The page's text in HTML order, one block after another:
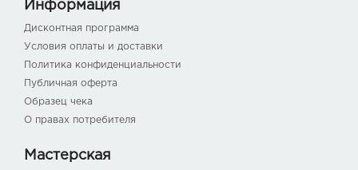
Информация
Дисконтная программа
Условия оплаты и доставки
Политика конфиденциальности
Публичная оферта
Образец чека
О правах потребителя
Мастерская